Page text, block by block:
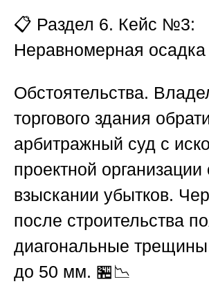
📋 Раздел 6. Кейс №3:
Неравномерная осадка
Обстоятельства.
торгового здания
арбитражный суд с
проектной организации
взыскании убытков.
после строительства
диагональные
до 50 мм. 🏪📉